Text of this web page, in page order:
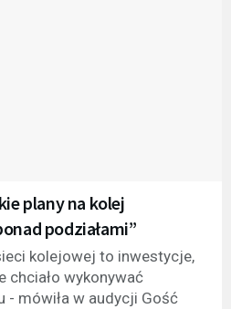
plany na kolej
podziałami”
kolejowej to inwestycje,
chciało wykonywać
- mówiła w audycji Gość